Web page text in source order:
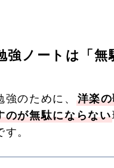
強ノートは「無
強のために、 洋楽
のが無駄にならない
す。